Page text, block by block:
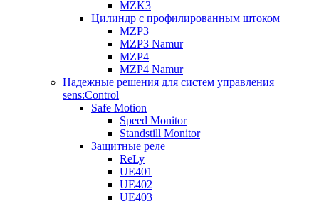
MZK3
Цилиндр с профилированным штоком
MZP3
MZP3 Namur
MZP4
MZP4 Namur
Надежные решения для систем управления
sens:Control
Safe Motion
Speed Monitor
Standstill Monitor
Защитные реле
ReLy
UE401
UE402
UE403